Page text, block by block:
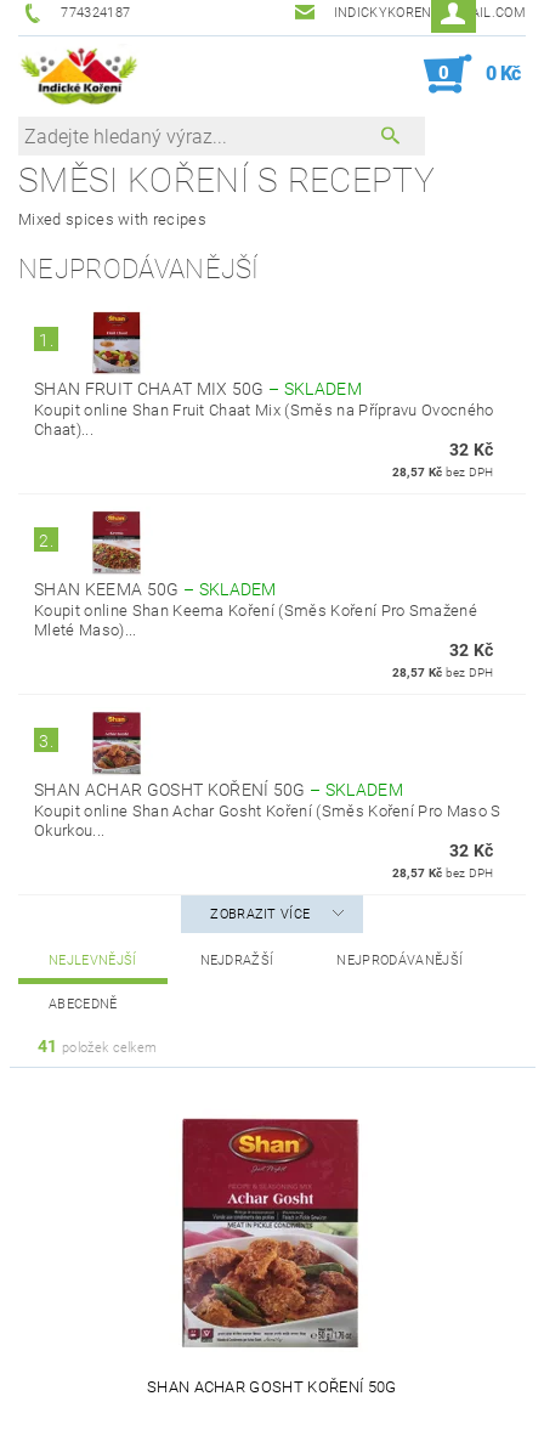
774324187 INDICKYKORENI@GMAIL.COM
0 0 Kč
SMĚSI KOŘENÍ S RECEPTY
Mixed spices with recipes
NEJPRODÁVANĚJŠÍ
1.
SHAN FRUIT CHAAT MIX 50G – SKLADEM
Koupit online Shan Fruit Chaat Mix (Směs na Přípravu Ovocného
Chaat)...
32 Kč
28,57 Kč bez DPH
2.
SHAN KEEMA 50G – SKLADEM
Koupit online Shan Keema Koření (Směs Koření Pro Smažené
Mleté Maso)...
32 Kč
28,57 Kč bez DPH
3.
SHAN ACHAR GOSHT KOŘENÍ 50G – SKLADEM
Koupit online Shan Achar Gosht Koření (Směs Koření Pro Maso S
Okurkou...
32 Kč
28,57 Kč bez DPH
ZOBRAZIT VÍCE
NEJLEVNĚJŠÍ NEJDRAŽŠÍ NEJPRODÁVANĚJŠÍ
ABECEDNĚ
41 položek celkem
SHAN ACHAR GOSHT KOŘENÍ 50G